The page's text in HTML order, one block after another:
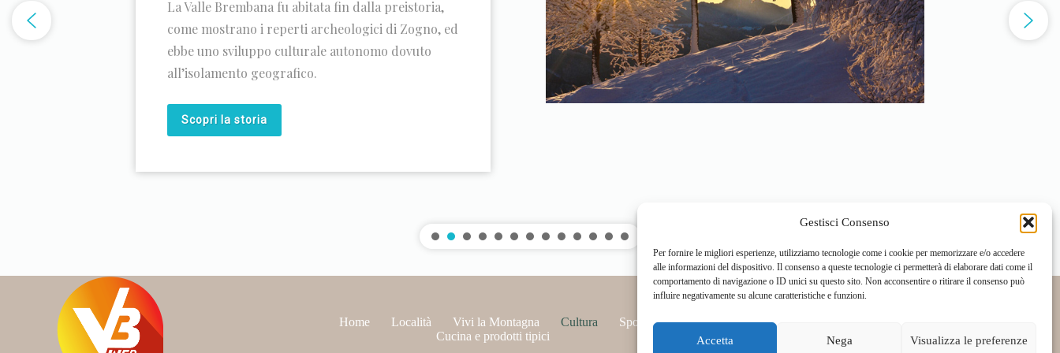
Gestisci Consenso
Per fornire le migliori esperienze, utilizziamo tecnologie come i cookie per memorizzare e/o accedere
alle informazioni del dispositivo. Il consenso a queste tecnologie ci permetterà di elaborare dati come il
comportamento di navigazione o ID unici su questo sito. Non acconsentire o ritirare il consenso può
influire negativamente su alcune caratteristiche e funzioni.
Accetta Nega Visualizza le preferenze
La Valle Brembana fu abitata fin dalla preistoria,
come mostrano i reperti archeologici di Zogno, ed
ebbe uno sviluppo culturale autonomo dovuto
all’isolamento geografico.
Scopri la storia
Home Località Vivi la Montagna Cultura
Sport
Cucina e prodotti tipici